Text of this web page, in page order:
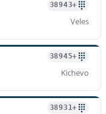
+38943
Veles
+38945
Kichevo
+38931